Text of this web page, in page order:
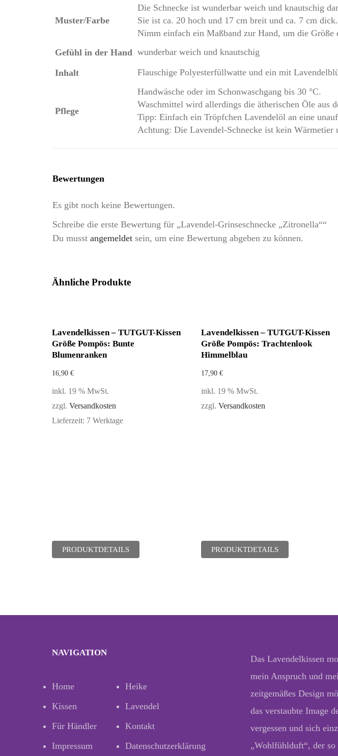
Muster/Farbe
Die Schnecke ist wunderbar weich und knautschig
Sie ist ca. 20 hoch und 17 cm breit und ca. 7 cm dick.
Nimm einfach ein Maßband zur Hand, um die Größe
Gefühl in der Hand wunderbar weich und knautschig
Inhalt Flauschige Polyesterfüllwatte und ein mit
Pflege
Handwäsche oder im Schonwaschgang bis 30 °C.
Waschmittel wird allerdings die ätherischen Öle aus
Tipp: Einfach ein Tröpfchen Lavendelöl an eine
Achtung: Die Lavendel-Schnecke ist kein
Bewertungen
Es gibt noch keine Bewertungen.
Schreibe die erste Bewertung für „Lavendel-Grinseschnecke „Zitronella““
Du musst angemeldet sein, um eine Bewertung abgeben zu können.
Ähnliche Produkte
Lavendelkissen – TUTGUT-Kissen
Größe Pompös: Bunte
Blumenranken
16,90 €
inkl. 19 % MwSt.
zzgl. Versandkosten
Lieferzeit: 7 Werktage
PRODUKTDETAILS
Lavendelkissen – TUTGUT-Kissen
Größe Pompös: Trachtenlook
Himmelblau
17,90 €
inkl. 19 % MwSt.
zzgl. Versandkosten
PRODUKTDETAILS
NAVIGATION
Home
Heike
Kissen
Lavendel
Für Händler
Kontakt
Impressum
Datenschutzerklärung
Das Lavendelkissen
mein Anspruch und
zeitgemäßes Design
das verstaubte Image
vergessen und sich
„Wohlfühlduft“, der